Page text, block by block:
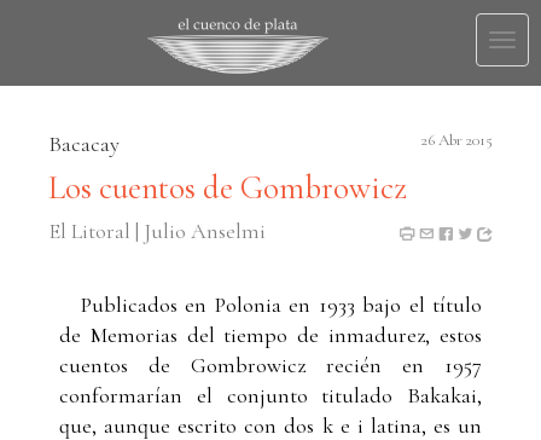
Bacacay 26 Abr 2015
Los cuentos de Gombrowicz
El Litoral | Julio Anselmi
Publicados en Polonia en 1933 bajo el título
de Memorias del tiempo de inmadurez, estos
cuentos de Gombrowicz recién en 1957
conformarían el conjunto titulado Bakakai,
que, aunque escrito con dos k e i latina, es un